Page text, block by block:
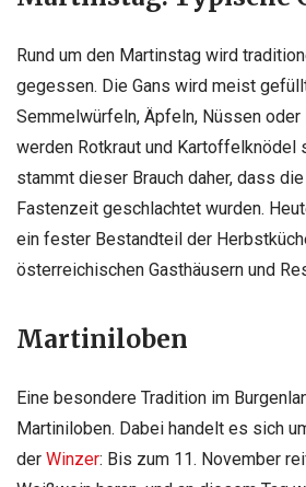
Rund um den Martinstag wird
gegessen. Die Gans wird meist
Semmelwürfeln, Äpfeln, Nüssen oder
werden Rotkraut und Kartoffelknödel
stammt dieser Brauch daher, dass
Fastenzeit geschlachtet wurden.
ein fester Bestandteil der
österreichischen Gasthäusern und
Martiniloben
Eine besondere Tradition im
Martiniloben. Dabei handelt es sich
der Winzer: Bis zum 11. November